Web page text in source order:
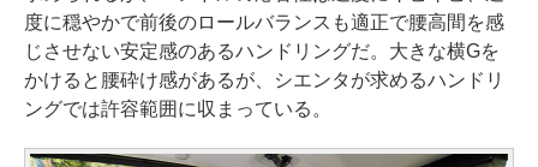
度に穏やかで前後のロールバランスも適正で腰高間を感
じさせない安定感のあるハンドリングだ。大きな横Gを
かけると腰砕け感があるが、シエンタが求めるハンドリ
ングでは許容範囲に収まっている。